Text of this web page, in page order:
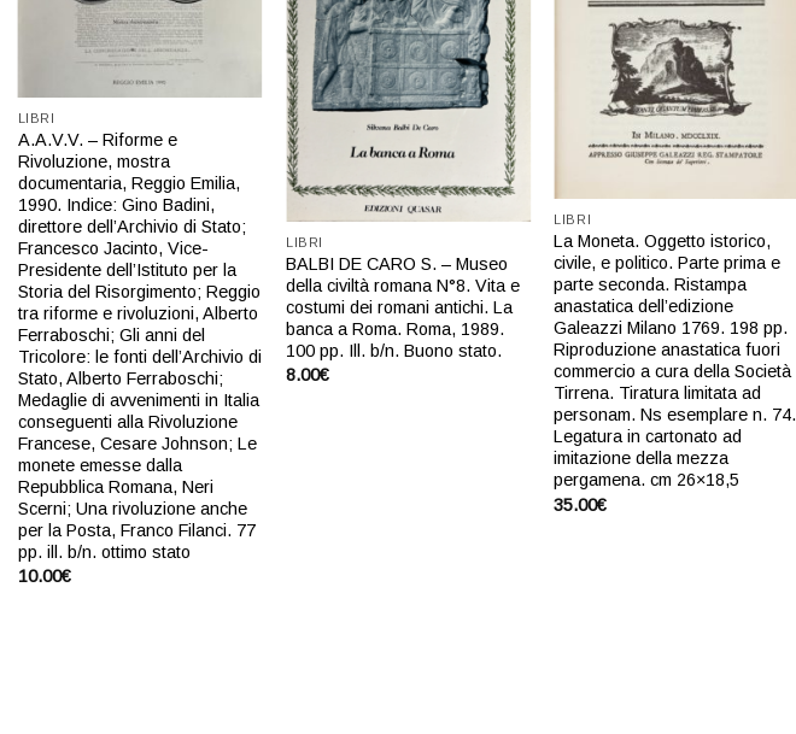
LIBRI
A.A.V.V. – Riforme e
Rivoluzione, mostra
documentaria, Reggio Emilia,
1990. Indice: Gino Badini,
direttore dell’Archivio di Stato;
Francesco Jacinto, Vice-
Presidente dell’Istituto per la
Storia del Risorgimento; Reggio
tra riforme e rivoluzioni, Alberto
Ferraboschi; Gli anni del
Tricolore: le fonti dell’Archivio di
Stato, Alberto Ferraboschi;
Medaglie di avvenimenti in Italia
conseguenti alla Rivoluzione
Francese, Cesare Johnson; Le
monete emesse dalla
Repubblica Romana, Neri
Scerni; Una rivoluzione anche
per la Posta, Franco Filanci. 77
pp. ill. b/n. ottimo stato
10.00€
LIBRI
BALBI DE CARO S. – Museo
della civiltà romana N°8. Vita e
costumi dei romani antichi. La
banca a Roma. Roma, 1989.
100 pp. Ill. b/n. Buono stato.
8.00€
LIBRI
La Moneta. Oggetto istorico,
civile, e politico. Parte prima e
parte seconda. Ristampa
anastatica dell’edizione
Galeazzi Milano 1769. 198 pp.
Riproduzione anastatica fuori
commercio a cura della Società
Tirrena. Tiratura limitata ad
personam. Ns esemplare n. 74.
Legatura in cartonato ad
imitazione della mezza
pergamena. cm 26×18,5
35.00€